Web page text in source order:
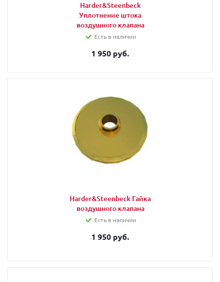
Harder&Steenbeck
Уплотнение штока
воздушного клапана
Есть в наличии
1 950 руб.
Harder&Steenbeck Гайка
воздушного клапана
Есть в наличии
1 950 руб.